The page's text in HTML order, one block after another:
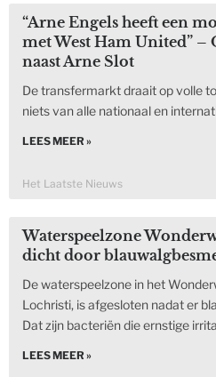
“Arne Engels heeft een
met West Ham United”
naast Arne Slot
De transfermarkt draait op volle
niets van alle nationaal en
LEES MEER »
Het Laatste Nieuws
Waterspeelzone
dicht door
De waterspeelzone in het
Lochristi, is afgesloten nadat er
Dat zijn bacteriën die ernstige
LEES MEER »